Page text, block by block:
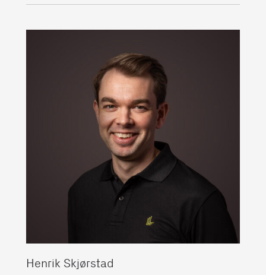
Henrik Skjørstad